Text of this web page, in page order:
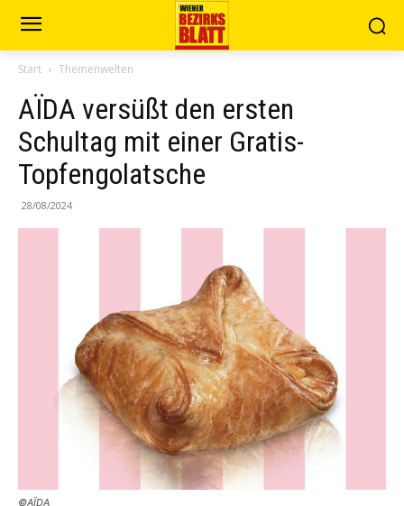
Start Themenwelten
AÏDA versüßt den ersten
Schultag mit einer Gratis-
Topfengolatsche
28/08/2024
©AÏDA